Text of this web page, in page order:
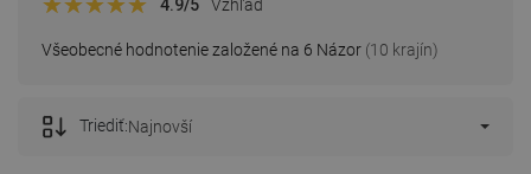
Všeobecné hodnotenie založené na 6 Názor (10 krajín)
4.9/5 Vzhľad
Triediť:Najnovší